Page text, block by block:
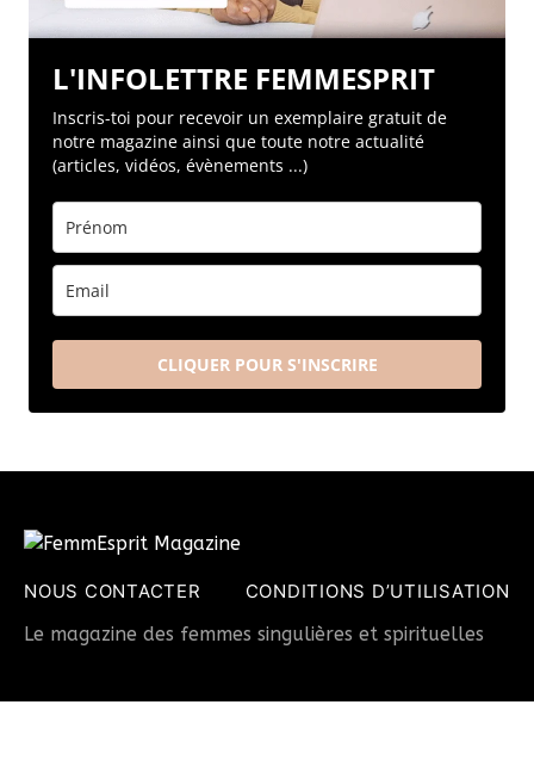
L'INFOLETTRE FEMMESPRIT
Inscris-toi pour recevoir un exemplaire gratuit de
notre magazine ainsi que toute notre actualité
(articles, vidéos, évènements ...)
CLIQUER POUR S'INSCRIRE
NOUS CONTACTER
CONDITIONS D’UTILISATION
Le magazine des femmes singulières et spirituelles